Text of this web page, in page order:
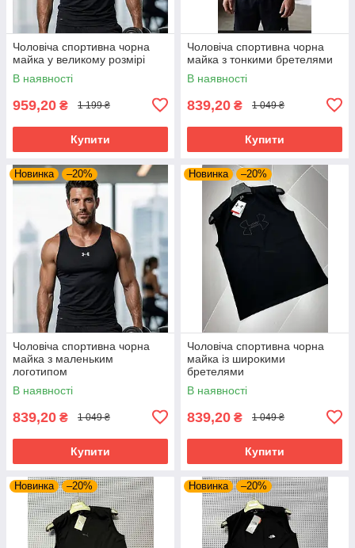
Чоловіча спортивна чорна
майка у великому розмірі
В наявності
959,20 ₴ 1 199 ₴
Купити
Чоловіча спортивна чорна
майка з тонкими бретелями
В наявності
839,20 ₴ 1 049 ₴
Купити
Новинка –20%
Чоловіча спортивна чорна
майка з маленьким
логотипом
В наявності
839,20 ₴ 1 049 ₴
Купити
Новинка –20%
Чоловіча спортивна чорна
майка із широкими
бретелями
В наявності
839,20 ₴ 1 049 ₴
Купити
Новинка –20% Новинка –20%